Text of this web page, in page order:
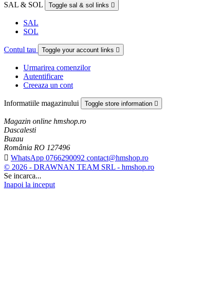
SAL & SOL Toggle sal & sol links 
SAL
SOL
Contul tau Toggle your account links 
Urmarirea comenzilor
Autentificare
Creeaza un cont
Informatiile magazinului Toggle store information 
Magazin online hmshop.ro
Dascalesti
Buzau
România RO 127496
 WhatsApp 0766290092 contact@hmshop.ro
© 2026 - DRAWNAN TEAM SRL - hmshop.ro
Se incarca...
Inapoi la inceput